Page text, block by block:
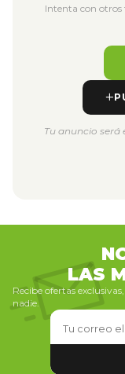
Intenta con otros
Tu anuncio será
LAS
Recibe ofertas
nadie.